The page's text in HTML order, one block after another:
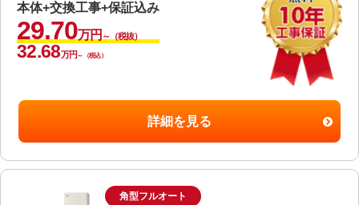
本体+交換工事+保証込み
29.70万円 ～（税抜）
32.68万円 ～（税込）
詳細を見る
角型フルオート